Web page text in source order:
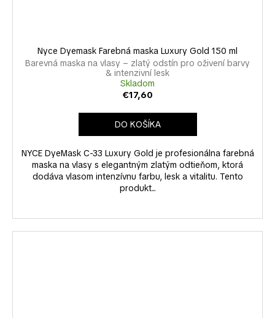
Nyce Dyemask Farebná maska Luxury Gold 150 ml
Barevná maska na vlasy – zlatý odstín pro oživení barvy
& intenzivní lesk
Skladom
€17,60
DO KOŠÍKA
NYCE DyeMask C-33 Luxury Gold je profesionálna farebná
maska na vlasy s elegantným zlatým odtieňom, ktorá
dodáva vlasom intenzívnu farbu, lesk a vitalitu. Tento
produkt...